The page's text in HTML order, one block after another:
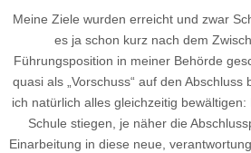
Meine Ziele wurden erreicht und zwar
es ja schon kurz nach dem
Führungsposition in meiner Behörde
quasi als „Vorschuss“ auf den
ich natürlich alles gleichzeitig
Schule stiegen, je näher die
Einarbeitung in diese neue,